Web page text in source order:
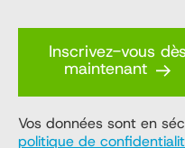
Inscrivez-vous dès
maintenant
Vos données sont en
politique de